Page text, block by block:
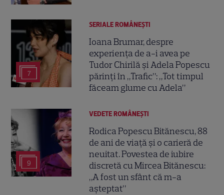
7
SERIALE ROMÂNEŞTI
Ioana Brumar, despre
experiența de a-i avea pe
Tudor Chirilă și Adela Popescu
părinți în „Trafic”: „Tot timpul
făceam glume cu Adela”
9
VEDETE ROMÂNEŞTI
Rodica Popescu Bitănescu, 88
de ani de viață și o carieră de
neuitat. Povestea de iubire
discretă cu Mircea Bitănescu:
„A fost un sfânt că m-a
așteptat”